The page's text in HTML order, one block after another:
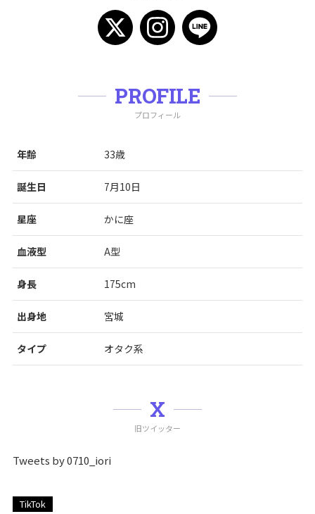
PROFILE
プロフィール
年齢 33歳
誕生日 7月10日
星座 かに座
血液型 A型
身長 175cm
出身地 宮城
タイプ オタク系
X
旧ツイッター
Tweets by 0710_iori
TikTok